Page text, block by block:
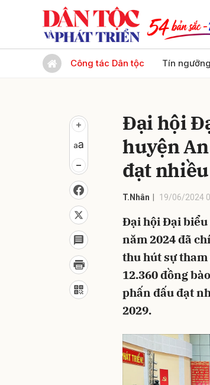
Công tác Dân tộc Tín
Đại hội
huyện
đạt
T.Nhân 19/06/2024
Đại hội Đại biểu
năm 2024 đã
thu hút sự
12.360 đồng
phấn đấu đạt
2029.